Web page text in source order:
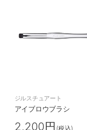
ジルスチュアート
アイブロウブラシ
2,200円 (税込)